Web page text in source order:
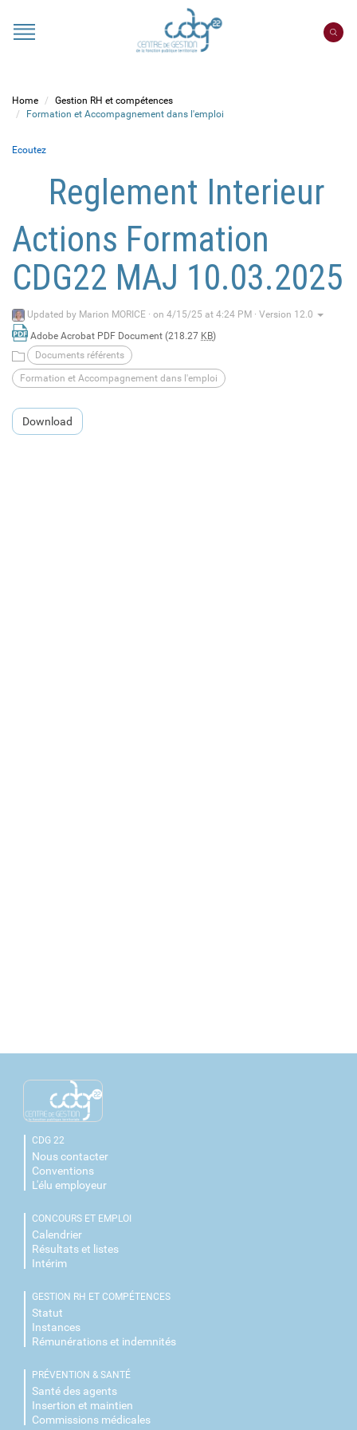
CDG
Home
Gestion RH et compétences
Formation et Accompagnement dans l'emploi
Ecoutez
Reglement Interieur
Actions Formation
CDG22 MAJ 10.03.2025
Updated by Marion MORICE · on 4/15/25 at 4:24 PM · Version 12.0
Adobe Acrobat PDF Document (218.27 KB)
Documents référents
Formation et Accompagnement dans l'emploi
Download
CDG 22
Nous contacter
Conventions
L'élu employeur
CONCOURS ET EMPLOI
Calendrier
Résultats et listes
Intérim
GESTION RH ET COMPÉTENCES
Statut
Instances
Rémunérations et indemnités
PRÉVENTION & SANTÉ
Santé des agents
Insertion et maintien
Commissions médicales